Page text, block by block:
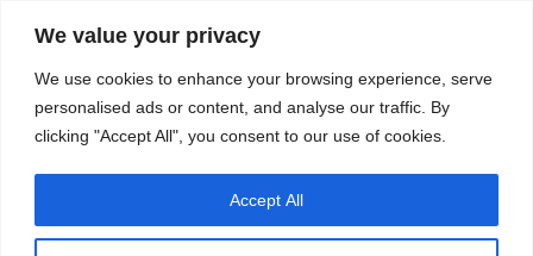
We value your privacy
We use cookies to enhance your browsing experience, serve
personalised ads or content, and analyse our traffic. By
clicking "Accept All", you consent to our use of cookies.
Accept All
स्रोत
मेनू